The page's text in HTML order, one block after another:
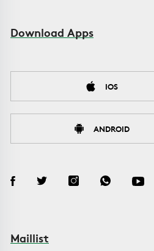
Download Apps
IOS
ANDROID
Maillist